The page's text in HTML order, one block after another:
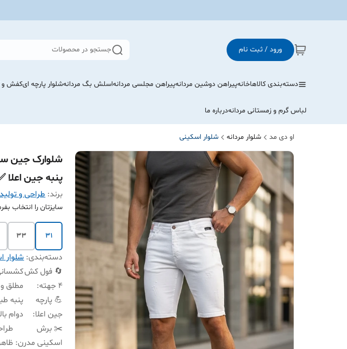
ورود / ثبت نام جستجو در محصولات
دسته‌بندی کالاهاخانهپیراهن دوشین مردانهپیراهن مجلسی مردانهاسلش بگ مردانهشلوار پارچه ایکفش و
لباس گرم و زمستانی مردانهدرباره ما
او دی مد شلوار مردانه شلوار اسکینی
شلوارک جین
پنبه جین اعلا
برند: طراحی و
سایزتان را انتخاب
31
33
دسته‌بندی:شلوار
🔄 فول کش
۴ جهته
:
مطلق
💪 پارچه
جین اعلا:
پنبه
دوام
✂️ برش
اسکینی مدرن: